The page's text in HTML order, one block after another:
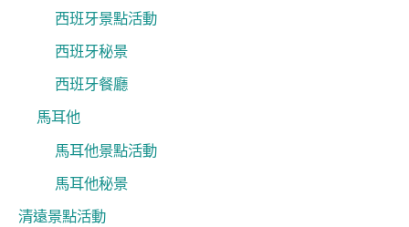
西班牙景點活動
西班牙秘景
西班牙餐廳
馬耳他
馬耳他景點活動
馬耳他秘景
清遠景點活動